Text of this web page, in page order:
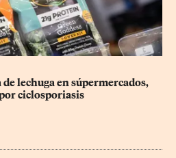
lechuga en súpermercados,
ciclosporiasis